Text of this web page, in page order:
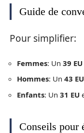
Guide de
Pour simplifier:
Femmes: Un 39 EU
Hommes: Un 43 EU
Enfants: Un 31 EU
Conseils pour